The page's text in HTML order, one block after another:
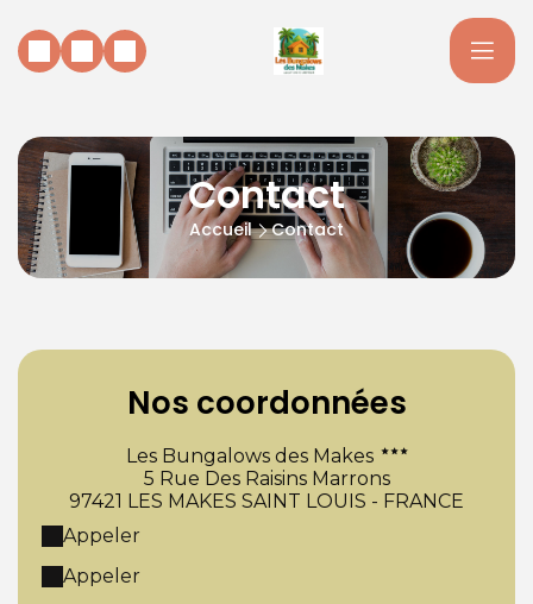
Contact
Accueil Contact
Nos coordonnées
Les Bungalows des Makes
5 Rue Des Raisins Marrons
97421 LES MAKES SAINT LOUIS - FRANCE
Appeler
Appeler